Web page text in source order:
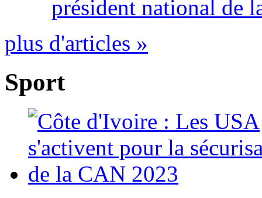
président national de
plus d'articles »
Sport